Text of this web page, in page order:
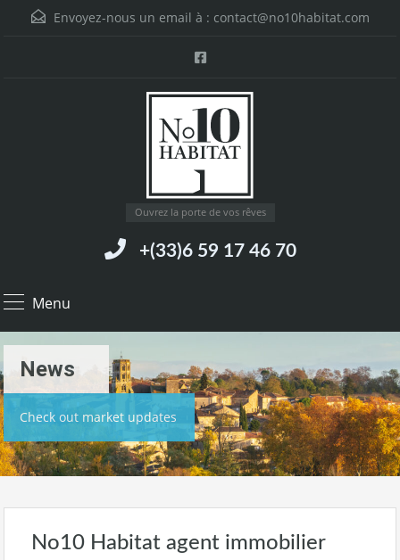
Envoyez-nous un email à : contact@no10habitat.com
Ouvrez la porte de vos rêves
+(33)6 59 17 46 70
Menu
News
Check out market updates
No10 Habitat agent immobilier